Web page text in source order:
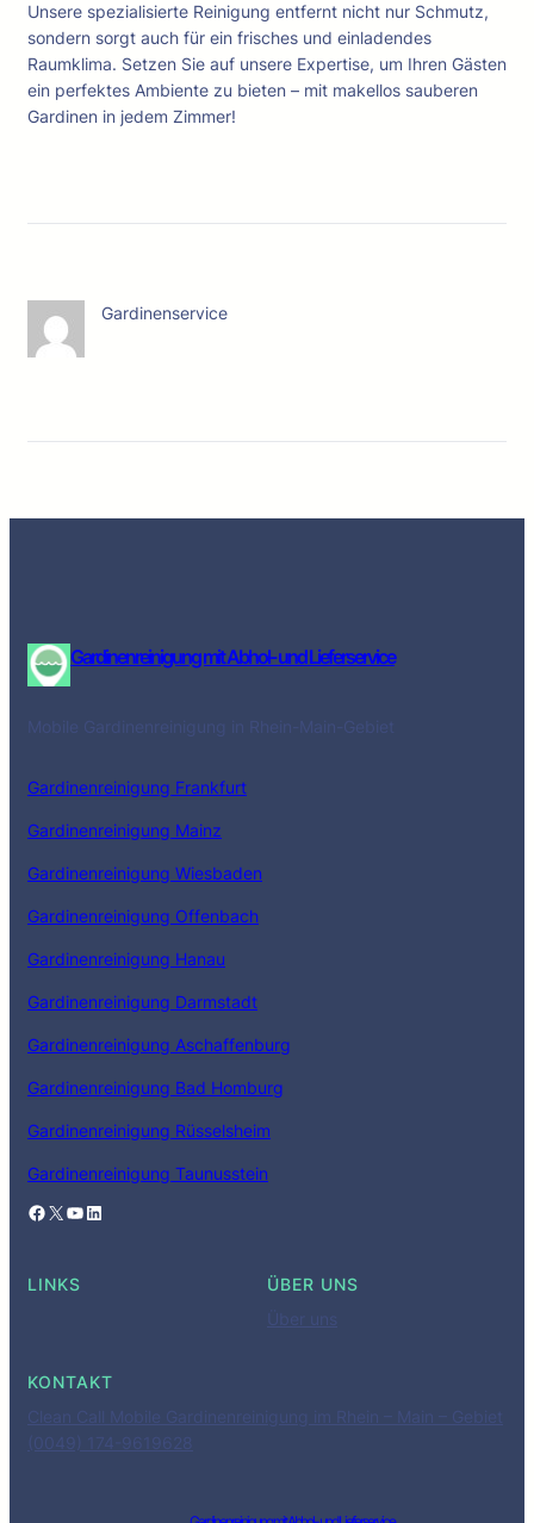
Unsere spezialisierte Reinigung entfernt nicht nur Schmutz,
sondern sorgt auch für ein frisches und einladendes
Raumklima. Setzen Sie auf unsere Expertise, um Ihren Gästen
ein perfektes Ambiente zu bieten – mit makellos sauberen
Gardinen in jedem Zimmer!
Gardinenservice
Gardinenreinigung mit Abhol- und Lieferservice
Mobile Gardinenreinigung in Rhein-Main-Gebiet
Gardinenreinigung Frankfurt
Gardinenreinigung Mainz
Gardinenreinigung Wiesbaden
Gardinenreinigung Offenbach
Gardinenreinigung Hanau
Gardinenreinigung Darmstadt
Gardinenreinigung Aschaffenburg
Gardinenreinigung Bad Homburg
Gardinenreinigung Rüsselsheim
Gardinenreinigung Taunusstein
Facebook X YouTube LinkedIn
LINKS
ÜBER UNS
Über uns
KONTAKT
Clean Call Mobile Gardinenreinigung im Rhein – Main – Gebiet
(0049) 174-9619628